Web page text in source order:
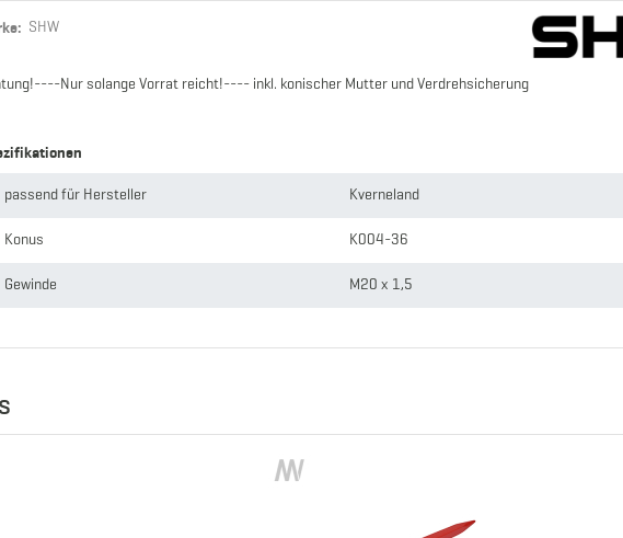
SHW
Nur solange Vorrat reicht!---- inkl. konischer Mutter und Verdrehsicherung
passend für Hersteller Kverneland
Konus K004-36
Gewinde M20 x 1,5